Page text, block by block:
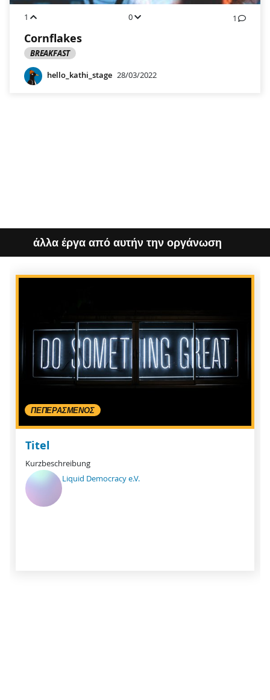
1 0 1
Cornflakes
BREAKFAST
hello_kathi_stage 28/03/2022
άλλα έργα από αυτήν την οργάνωση
ΠΕΠΕΡΑΣΜΈΝΟΣ
Titel
Kurzbeschreibung
Liquid Democracy e.V.